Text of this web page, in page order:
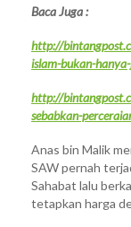
Baca Juga :
http://
islam-bukan-
http://
sebabkan-
Anas bin Malik
SAW pernah
Sahabat lalu
tetapkan harga